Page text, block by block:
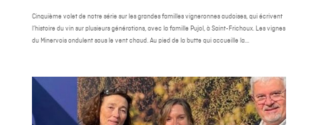
Cinquième volet de notre série sur les grandes familles vigneronnes audoises, qui écrivent
l’histoire du vin sur plusieurs générations, avec la famille Pujol, à Saint-Frichoux. Les vignes
du Minervois ondulent sous le vent chaud. Au pied de la butte qui accueille la...